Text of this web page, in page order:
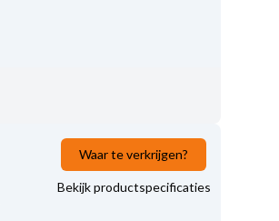
Waar te verkrijgen?
Bekijk productspecificaties